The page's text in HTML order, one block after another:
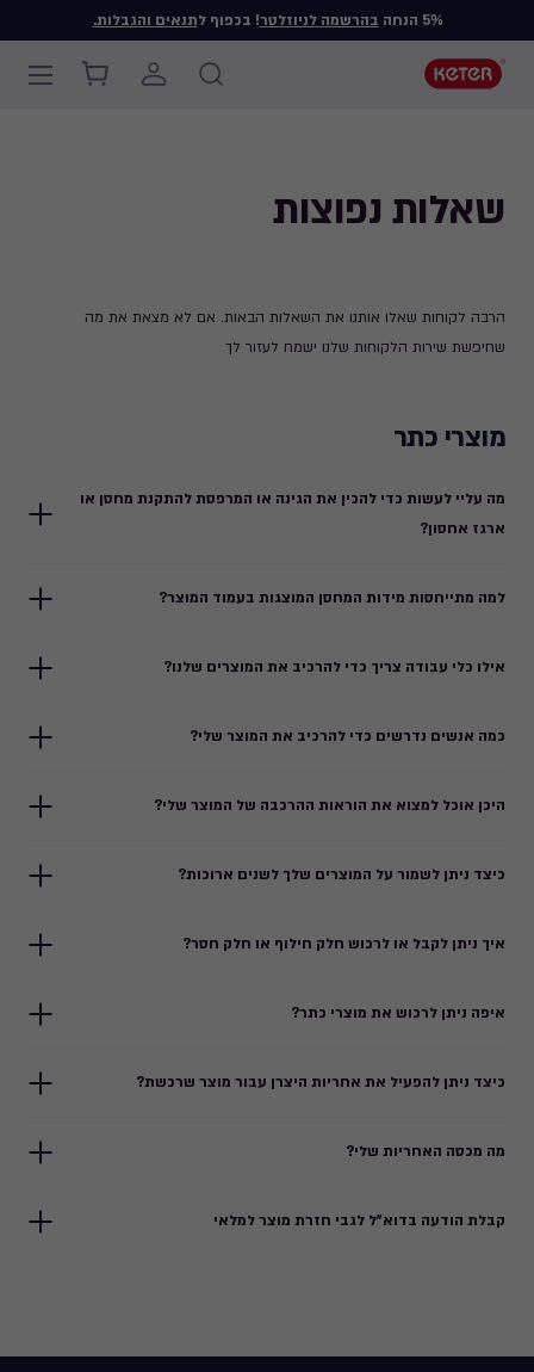
5% הנחה בהרשמה לניוזלטר! בכפוף לתנאים והגבלות.
Main
שאלות נפוצות
הרבה לקוחות שאלו אותנו את השאלות הבאות. אם לא מצאת את מה
שחיפשת שירות הלקוחות שלנו ישמח לעזור לך
מוצרי כתר
מה עליי לעשות כדי להכין את הגינה או המרפסת להתקנת מחסן או
ארגז אחסון?
למה מתייחסות מידות המחסן המוצגות בעמוד המוצר?
אילו כלי עבודה צריך כדי להרכיב את המוצרים שלנו?
כמה אנשים נדרשים כדי להרכיב את המוצר שלי?
היכן אוכל למצוא את הוראות ההרכבה של המוצר שלי?
כיצד ניתן לשמור על המוצרים שלך לשנים ארוכות?
איך ניתן לקבל או לרכוש חלק חילוף או חלק חסר?
איפה ניתן לרכוש את מוצרי כתר?
כיצד ניתן להפעיל את אחריות היצרן עבור מוצר שרכשת?
מה מכסה האחריות שלי?
קבלת הודעה בדוא"ל לגבי חזרת מוצר למלאי